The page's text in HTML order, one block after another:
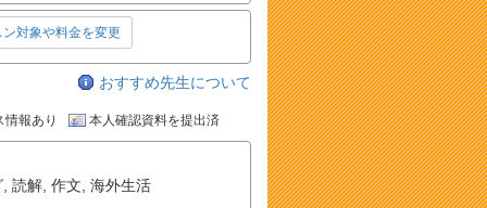
対象や料金を変更
おすすめ先生について
報あり 本人確認資料を提出済
, 読解, 作文 海外生活